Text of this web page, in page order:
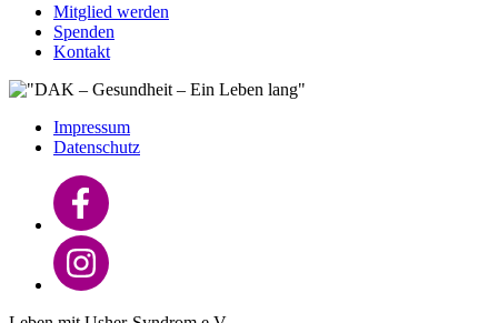
Mitglied werden
Spenden
Kontakt
Impressum
Datenschutz